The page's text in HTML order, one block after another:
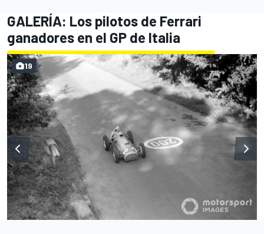
GALERÍA: Los pilotos de Ferrari
ganadores en el GP de Italia
19